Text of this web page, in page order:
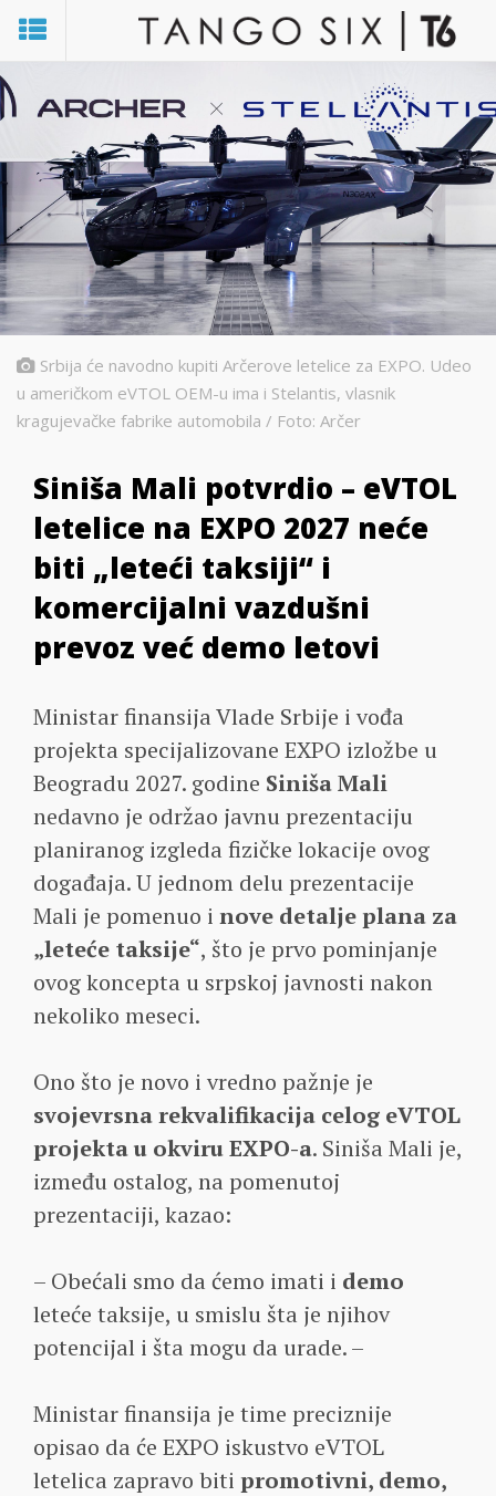
Srbija će navodno kupiti Arčerove letelice za EXPO. Udeo
u američkom eVTOL OEM-u ima i Stelantis, vlasnik
kragujevačke fabrike automobila / Foto: Arčer
Siniša Mali potvrdio – eVTOL
letelice na EXPO 2027 neće
biti „leteći taksiji“ i
komercijalni vazdušni
prevoz već demo letovi
Ministar finansija Vlade Srbije i vođa
projekta specijalizovane EXPO izložbe u
Beogradu 2027. godine Siniša Mali
nedavno je održao javnu prezentaciju
planiranog izgleda fizičke lokacije ovog
događaja. U jednom delu prezentacije
Mali je pomenuo i nove detalje plana za
„leteće taksije“, što je prvo pominjanje
ovog koncepta u srpskoj javnosti nakon
nekoliko meseci.
Ono što je novo i vredno pažnje je
svojevrsna rekvalifikacija celog eVTOL
projekta u okviru EXPO-a. Siniša Mali je,
između ostalog, na pomenutoj
prezentaciji, kazao:
– Obećali smo da ćemo imati i demo
leteće taksije, u smislu šta je njihov
potencijal i šta mogu da urade. –
Ministar finansija je time preciznije
opisao da će EXPO iskustvo eVTOL
letelica zapravo biti promotivni, demo,